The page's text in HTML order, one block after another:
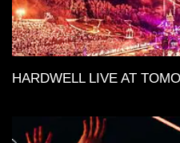
HARDWELL LIVE AT